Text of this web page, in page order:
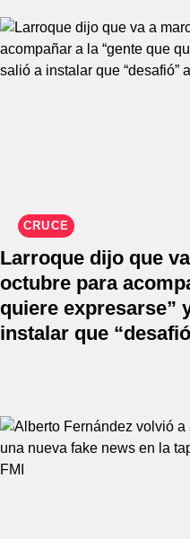
CRUCE
Larroque dijo que
octubre para
quiere expresarse”
instalar que